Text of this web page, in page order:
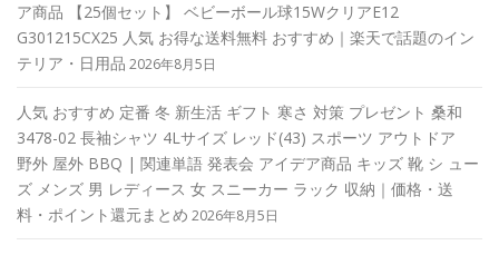
ア商品 【25個セット】 ベビーボール球15WクリアE12
G301215CX25 人気 お得な送料無料 おすすめ｜楽天で話題のイン
テリア・日用品 2026年8月5日
人気 おすすめ 定番 冬 新生活 ギフト 寒さ 対策 プレゼント 桑和
3478-02 長袖シャツ 4Lサイズ レッド(43) スポーツ アウトドア
野外 屋外 BBQ | 関連単語 発表会 アイデア商品 キッズ 靴 シ ュー
ズ メンズ 男 レディース 女 スニーカー ラック 収納｜価格・送
料・ポイント還元まとめ 2026年8月5日